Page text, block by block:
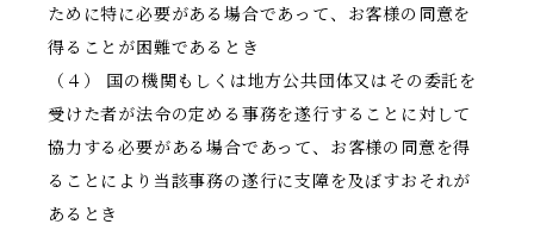
ために特に必要がある場合であって、お客様の同意を
得ることが困難であるとき
（４） 国の機関もしくは地方公共団体又はその委託を
受けた者が法令の定める事務を遂行することに対して
協力する必要がある場合であって、お客様の同意を得
ることにより当該事務の遂行に支障を及ぼすおそれが
あるとき